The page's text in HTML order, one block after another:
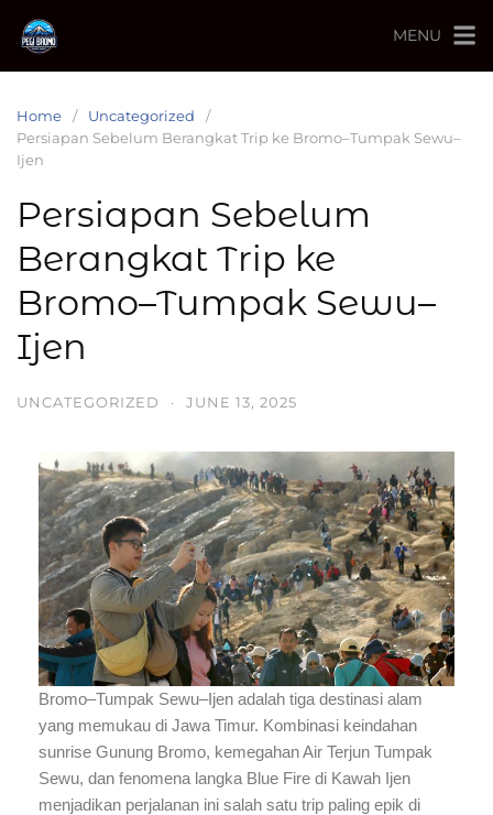
MENU
Home
Uncategorized
Persiapan Sebelum Berangkat Trip ke Bromo–Tumpak Sewu–
Ijen
Persiapan Sebelum
Berangkat Trip ke
Bromo–Tumpak Sewu–
Ijen
UNCATEGORIZED · JUNE 13, 2025
Bromo–Tumpak Sewu–Ijen adalah tiga destinasi alam
yang memukau di Jawa Timur. Kombinasi keindahan
sunrise Gunung Bromo, kemegahan Air Terjun Tumpak
Sewu, dan fenomena langka Blue Fire di Kawah Ijen
menjadikan perjalanan ini salah satu trip paling epik di